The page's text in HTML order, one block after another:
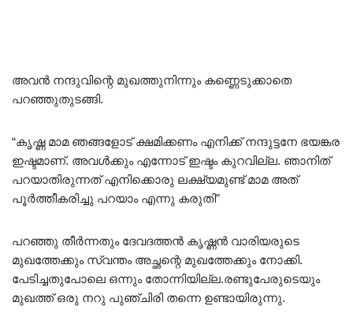
അവൻ നന്ദുവിന്റെ മുഖത്തുനിന്നും കണ്ണെടുക്കാതെ
പറഞ്ഞുതുടങ്ങി.
“കൃഷ്ണ മാമ ഞങ്ങളോട് ക്ഷമിക്കണം എനിക്ക് നന്ദുട്ടനേ ഭയങ്കര
ഇഷ്ടമാണ്. അവൾക്കും എന്നോട് ഇഷ്ടം കുറവില്ല. ഞാനിത്
പറയാതിരുന്നത് എനിക്കൊരു ലക്ഷ്യമുണ്ട് മാമ അത്
പൂർത്തീകരിച്ചു പറയാം എന്നു കരുതി”
പറഞ്ഞു തീർന്നതും ദേവദത്തൻ കൃഷ്ണൻ വാരിയരുടെ
മുഖത്തേക്കും സ്വന്തം അച്ഛന്റെ മുഖത്തേക്കും നോക്കി.
പേടിച്ചതുപോലെ ഒന്നും തോന്നിയില്ല.രണ്ടുപേരുടെയും
മുഖത്ത് ഒരു നറു പുഞ്ചിരി തന്നെ ഉണ്ടായിരുന്നു.